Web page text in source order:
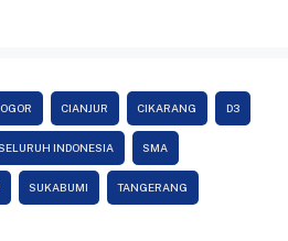
CIANJUR CIKARANG D3
INDONESIA SMA
SUKABUMI TANGERANG